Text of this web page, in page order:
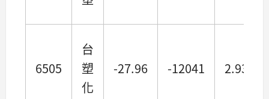
6505
台
塑
化
-27.96 -12041 2.93